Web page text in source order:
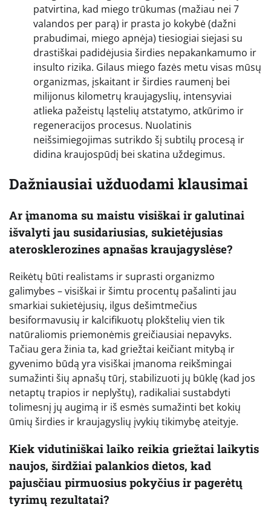
patvirtina, kad miego trūkumas (mažiau nei 7
valandos per parą) ir prasta jo kokybė (dažni
prabudimai, miego apnėja) tiesiogiai siejasi su
drastiškai padidėjusia širdies nepakankamumo ir
insulto rizika. Gilaus miego fazės metu visas mūsų
organizmas, įskaitant ir širdies raumenį bei
milijonus kilometrų kraujagyslių, intensyviai
atlieka pažeistų ląstelių atstatymo, atkūrimo ir
regeneracijos procesus. Nuolatinis
neišsimiegojimas sutrikdo šį subtilų procesą ir
didina kraujospūdį bei skatina uždegimus.
Dažniausiai užduodami klausimai
Ar įmanoma su maistu visiškai ir galutinai
išvalyti jau susidariusias, sukietėjusias
aterosklerozines apnašas kraujagyslėse?
Reikėtų būti realistams ir suprasti organizmo
galimybes – visiškai ir šimtu procentų pašalinti jau
smarkiai sukietėjusių, ilgus dešimtmečius
besiformavusių ir kalcifikuotų plokštelių vien tik
natūraliomis priemonėmis greičiausiai nepavyks.
Tačiau gera žinia ta, kad griežtai keičiant mitybą ir
gyvenimo būdą yra visiškai įmanoma reikšmingai
sumažinti šių apnašų tūrį, stabilizuoti jų būklę (kad jos
netaptų trapios ir neplyštų), radikaliai sustabdyti
tolimesnį jų augimą ir iš esmės sumažinti bet kokių
ūmių širdies ir kraujagyslių įvykių tikimybę ateityje.
Kiek vidutiniškai laiko reikia griežtai laikytis
naujos, širdžiai palankios dietos, kad
pajusčiau pirmuosius pokyčius ir pagerėtų
tyrimų rezultatai?